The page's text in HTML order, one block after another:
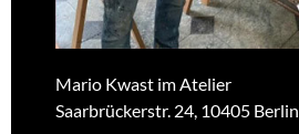
Mario Kwast im Atelier
Saarbrückerstr. 24, 10405 Berlin